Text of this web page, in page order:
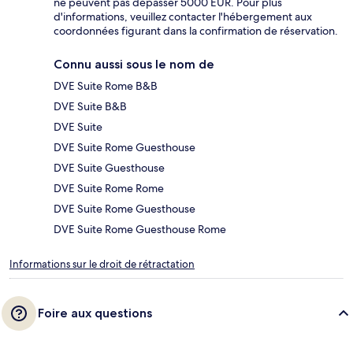
d'informations, veuillez contacter l'hébergement aux
coordonnées figurant dans la confirmation de réservation.
Connu aussi sous le nom de
DVE Suite Rome B&B
DVE Suite B&B
DVE Suite
DVE Suite Rome Guesthouse
DVE Suite Guesthouse
DVE Suite Rome Rome
DVE Suite Rome Guesthouse
DVE Suite Rome Guesthouse Rome
Informations sur le droit de rétractation
Foire aux questions